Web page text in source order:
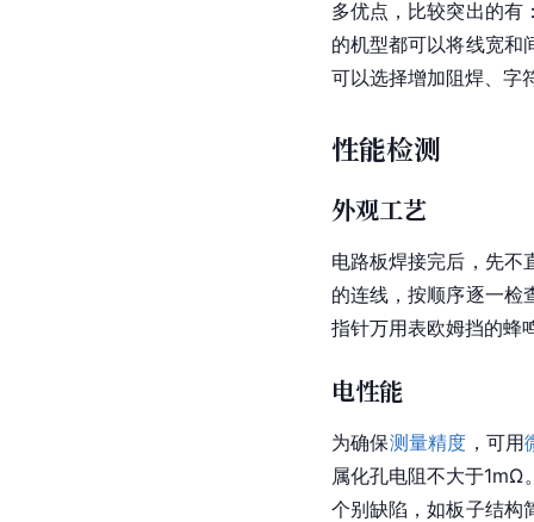
多优点，比较突出的有
的机型都可以将线宽和
可以选择增加阻焊、 字
性能检测
外观工艺
电路板焊接完后，先不
的连线，按顺序逐一检
指针万用表欧姆挡的蜂
电性能
为确保测量精度 ，可用
属化孔电阻不大于1mΩ
个别缺陷，如板子结构